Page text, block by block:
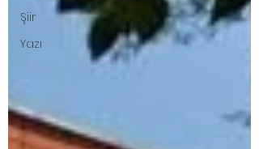
Şiir
Yazı